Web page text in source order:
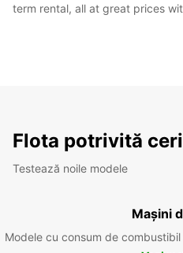
term rental, all at great prices
Flota potrivită
Testează noile modele
Mașini
Modele cu consum de